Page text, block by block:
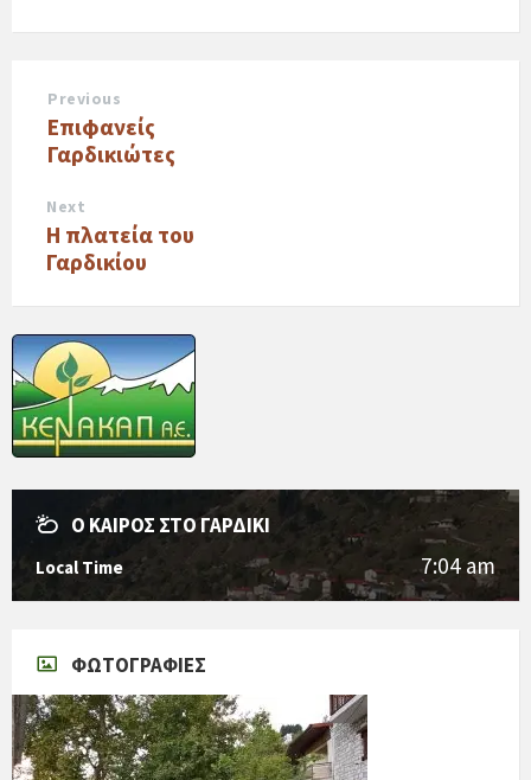
Previous
Επιφανείς
Γαρδικιώτες
Next
Η πλατεία του
Γαρδικίου
Ο ΚΑΙΡΌΣ ΣΤΟ ΓΑΡΔΊΚΙ
Local Time 7:04 am
ΦΩΤΟΓΡΑΦΊΕΣ